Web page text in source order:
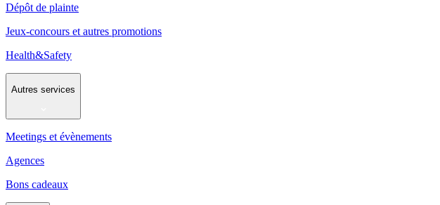
Dépôt de plainte
Jeux-concours et autres promotions
Health&Safety
Autres services
Meetings et évènements
Agences
Bons cadeaux